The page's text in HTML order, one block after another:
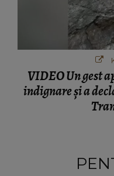
VIDEO Un gest
indignare și a